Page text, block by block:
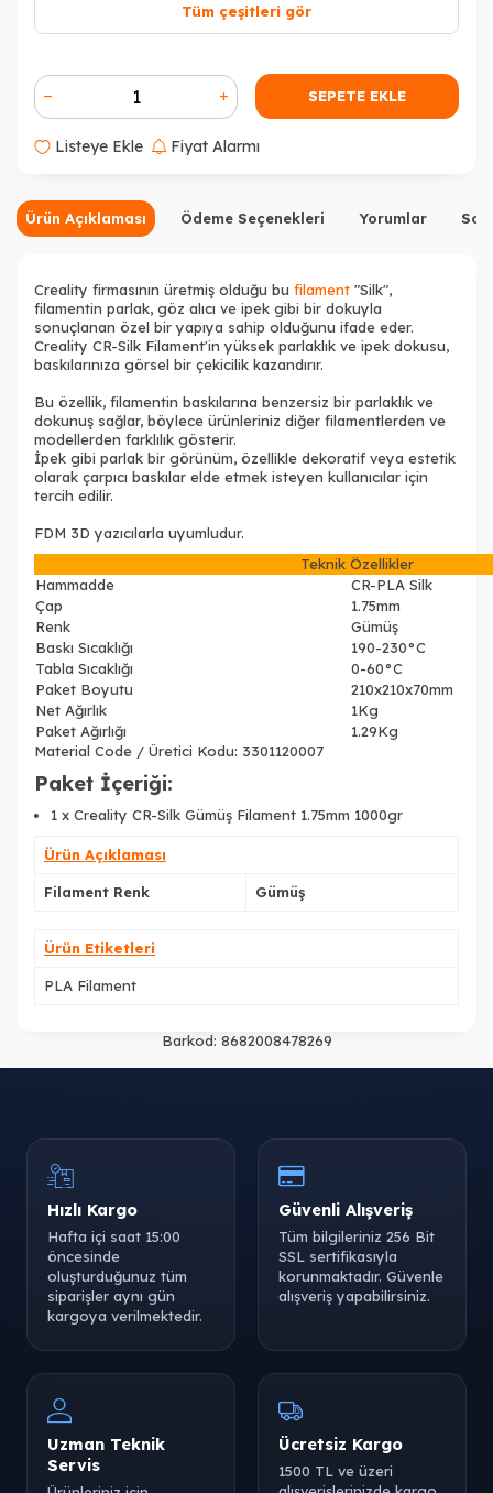
Tükendi
Tüm çeşitleri gör
SEPETE EKLE
Listeye Ekle Fiyat Alarmı
Ürün Açıklaması Ödeme Seçenekleri Yorumlar
Creality firmasının üretmiş olduğu bu filament "Silk",
filamentin parlak, göz alıcı ve ipek gibi bir dokuyla
sonuçlanan özel bir yapıya sahip olduğunu ifade eder.
Creality CR-Silk Filament'in yüksek parlaklık ve ipek dokusu,
baskılarınıza görsel bir çekicilik kazandırır.
Bu özellik, filamentin baskılarına benzersiz bir parlaklık ve
dokunuş sağlar, böylece ürünleriniz diğer filamentlerden ve
modellerden farklılık gösterir.
İpek gibi parlak bir görünüm, özellikle dekoratif veya estetik
olarak çarpıcı baskılar elde etmek isteyen kullanıcılar için
tercih edilir.
FDM 3D yazıcılarla uyumludur.
Teknik Özellikler
Hammadde
CR-PLA Silk
Çap
1.75mm
Renk
Gümüş
Baskı Sıcaklığı
190-230°C
Tabla Sıcaklığı
0-60°C
Paket Boyutu
210x210x70mm
Net Ağırlık
1Kg
Paket Ağırlığı
1.29Kg
Material Code / Üretici Kodu: 3301120007
Paket İçeriği:
1 x Creality CR-Silk Gümüş Filament 1.75mm 1000gr
Ürün Açıklaması
Filament Renk Gümüş
Ürün Etiketleri
PLA Filament
Barkod: 8682008478269
Hızlı Kargo
Hafta içi saat 15:00
öncesinde
oluşturduğunuz tüm
siparişler aynı gün
kargoya verilmektedir.
Güvenli Alışveriş
Tüm bilgileriniz 256 Bit
SSL sertifikasıyla
korunmaktadır. Güvenle
alışveriş yapabilirsiniz.
Uzman Teknik
Servis
Ücretsiz Kargo
1500 TL ve üzeri